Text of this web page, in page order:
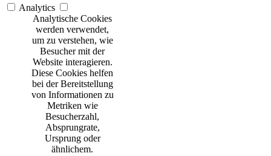
Analytics
Analytische Cookies
werden verwendet,
um zu verstehen, wie
Besucher mit der
Website interagieren.
Diese Cookies helfen
bei der Bereitstellung
von Informationen zu
Metriken wie
Besucherzahl,
Absprungrate,
Ursprung oder
ähnlichem.